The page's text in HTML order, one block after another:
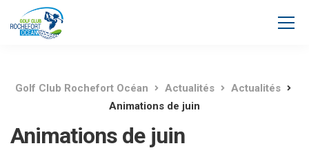
Golf Club Rochefort Océan Actualités
Actualités
Animations de juin
Animations de juin